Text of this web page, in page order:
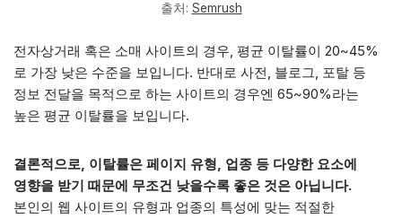
출처: Semrush
전자상거래 혹은 소매 사이트의 경우, 평균 이탈률이 20~45%
로 가장 낮은 수준을 보입니다. 반대로 사전, 블로그, 포탈 등
정보 전달을 목적으로 하는 사이트의 경우엔 65~90%라는
높은 평균 이탈률을 보입니다.
결론적으로, 이탈률은 페이지 유형, 업종 등 다양한 요소에
영향을 받기 때문에 무조건 낮을수록 좋은 것은 아닙니다.
본인의 웹 사이트의 유형과 업종의 특성에 맞는 적절한